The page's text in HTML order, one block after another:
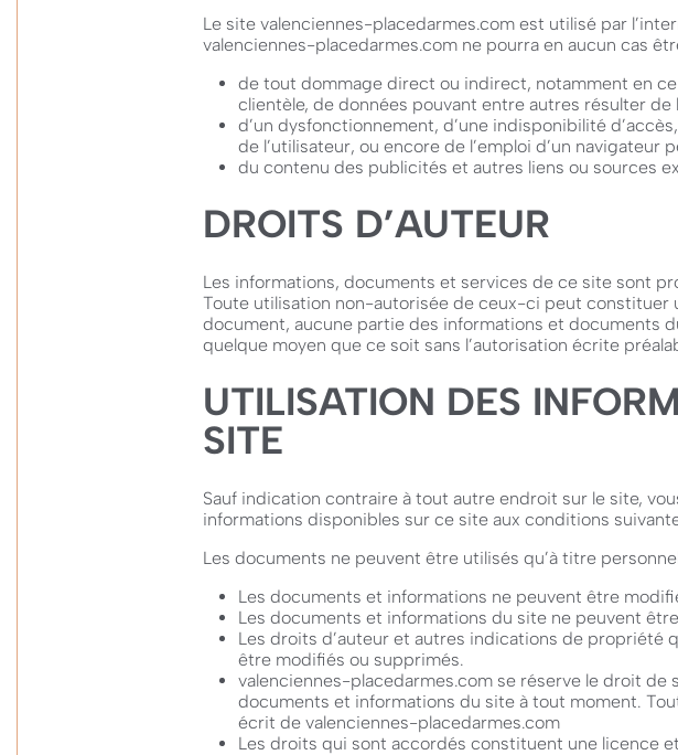
Le site valenciennes-placedarmes.com est utilisé par
valenciennes-placedarmes.com ne pourra en aucun cas
de tout dommage direct ou indirect, notamment en
clientèle, de données pouvant entre autres résulter
d’un dysfonctionnement, d’une indisponibilité
de l’utilisateur, ou encore de l’emploi d’un navigateur
du contenu des publicités et autres liens ou sources
DROITS D’AUTEUR
Les informations, documents et services de ce site sont
Toute utilisation non-autorisée de ceux-ci peut constituer
document, aucune partie des informations et documents
quelque moyen que ce soit sans l’autorisation écrite
UTILISATION DES
SITE
Sauf indication contraire à tout autre endroit sur le site,
informations disponibles sur ce site aux conditions
Les documents ne peuvent être utilisés qu’à titre
Les documents et informations ne peuvent être
Les documents et informations du site ne peuvent
Les droits d’auteur et autres indications de propriété
être modifiés ou supprimés.
valenciennes-placedarmes.com se réserve le droit
documents et informations du site à tout moment.
écrit de valenciennes-placedarmes.com
Les droits qui sont accordés constituent une licence